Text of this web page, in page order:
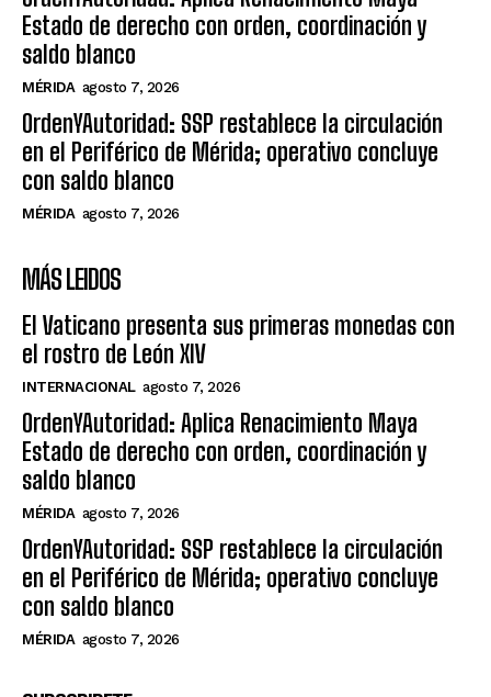
Estado de derecho con orden, coordinación y
saldo blanco
MÉRIDA agosto 7, 2026
OrdenYAutoridad: SSP restablece la circulación
en el Periférico de Mérida; operativo concluye
con saldo blanco
MÉRIDA agosto 7, 2026
MÁS LEIDOS
El Vaticano presenta sus primeras monedas con
el rostro de León XIV
INTERNACIONAL agosto 7, 2026
OrdenYAutoridad: Aplica Renacimiento Maya
Estado de derecho con orden, coordinación y
saldo blanco
MÉRIDA agosto 7, 2026
OrdenYAutoridad: SSP restablece la circulación
en el Periférico de Mérida; operativo concluye
con saldo blanco
MÉRIDA agosto 7, 2026